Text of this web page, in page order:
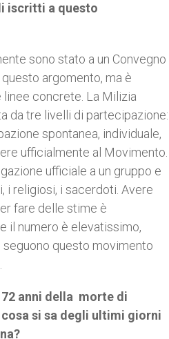
iscritti a questo
sono stato a un Convegno
argomento, ma è
concrete. La Milizia
da tre livelli di partecipazione:
spontanea, individuale,
ufficialmente al Movimento.
ufficiale a un gruppo e
i religiosi, i sacerdoti. Avere
fare delle stime è
il numero è elevatissimo,
questo movimento
anni della morte di
si sa degli ultimi giorni